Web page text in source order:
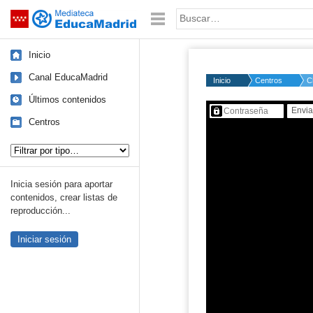
Saltar navegación Palabra o frase:
Inicio
Canal EducaMadrid
Últimos contenidos
Centros
Inicia sesión para aportar
contenidos, crear listas de
reproducción...
Iniciar sesión
Inicio Centros
Contenido protegido…